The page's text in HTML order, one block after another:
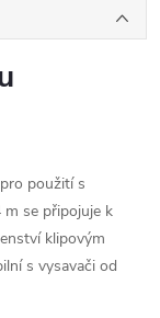
použití s
m se připojuje k
klipovým
s vysavači od